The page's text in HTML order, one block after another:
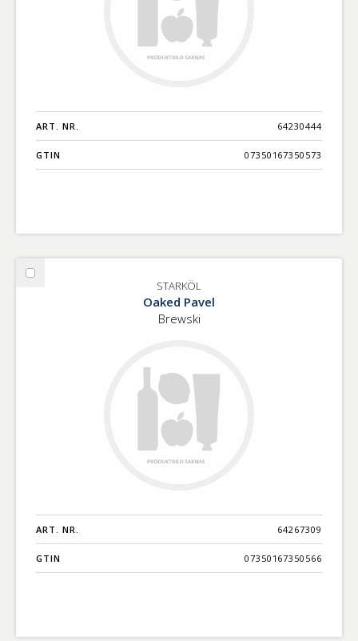
ART. NR. 64230444
GTIN 07350167350573
Välj
STARKÖL
Oaked Pavel
Brewski
ART. NR. 64267309
GTIN 07350167350566